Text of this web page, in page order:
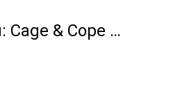
Cage & Cope …